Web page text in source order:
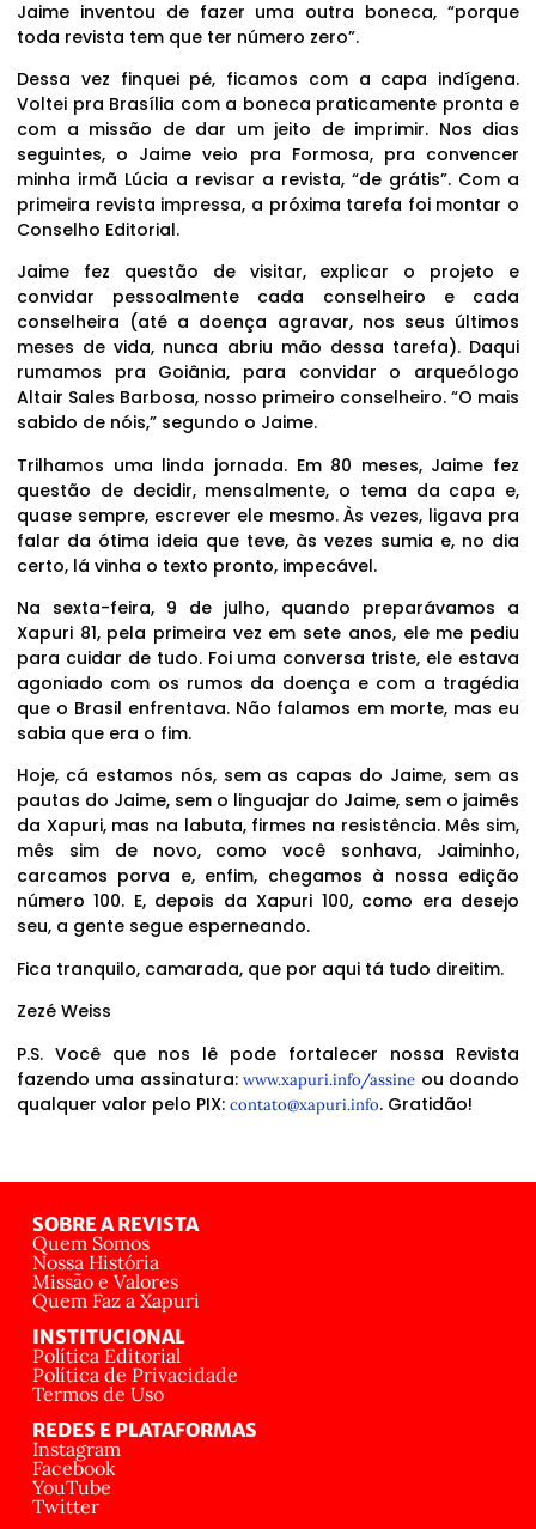
Jaime inventou de fazer uma outra boneca, “porque
toda revista tem que ter número zero”.
Dessa vez finquei pé, ficamos com a capa indígena.
Voltei pra Brasília com a boneca praticamente pronta e
com a missão de dar um jeito de imprimir. Nos dias
seguintes, o Jaime veio pra Formosa, pra convencer
minha irmã Lúcia a revisar a revista, “de grátis”. Com a
primeira revista impressa, a próxima tarefa foi montar o
Conselho Editorial.
Jaime fez questão de visitar, explicar o projeto e
convidar pessoalmente cada conselheiro e cada
conselheira (até a doença agravar, nos seus últimos
meses de vida, nunca abriu mão dessa tarefa). Daqui
rumamos pra Goiânia, para convidar o arqueólogo
Altair Sales Barbosa, nosso primeiro conselheiro. “O mais
sabido de nóis,” segundo o Jaime.
Trilhamos uma linda jornada. Em 80 meses, Jaime fez
questão de decidir, mensalmente, o tema da capa e,
quase sempre, escrever ele mesmo. Às vezes, ligava pra
falar da ótima ideia que teve, às vezes sumia e, no dia
certo, lá vinha o texto pronto, impecável.
Na sexta-feira, 9 de julho, quando preparávamos a
Xapuri 81, pela primeira vez em sete anos, ele me pediu
para cuidar de tudo. Foi uma conversa triste, ele estava
agoniado com os rumos da doença e com a tragédia
que o Brasil enfrentava. Não falamos em morte, mas eu
sabia que era o fim.
Hoje, cá estamos nós, sem as capas do Jaime, sem as
pautas do Jaime, sem o linguajar do Jaime, sem o jaimês
da Xapuri, mas na labuta, firmes na resistência. Mês sim,
mês sim de novo, como você sonhava, Jaiminho,
carcamos porva e, enfim, chegamos à nossa edição
número 100. E, depois da Xapuri 100, como era desejo
seu, a gente segue esperneando.
Fica tranquilo, camarada, que por aqui tá tudo direitim.
Zezé Weiss
P.S. Você que nos lê pode fortalecer nossa Revista
fazendo uma assinatura:www.xapuri.info/assine ou doando
qualquer valor pelo PIX: contato@xapuri.info. Gratidão!
SOBRE A REVISTA
Quem Somos
Nossa História
Missão e Valores
Quem Faz a Xapuri
INSTITUCIONAL
Política Editorial
Política de Privacidade
Termos de Uso
REDES E PLATAFORMAS
Instagram
Facebook
YouTube
Twitter